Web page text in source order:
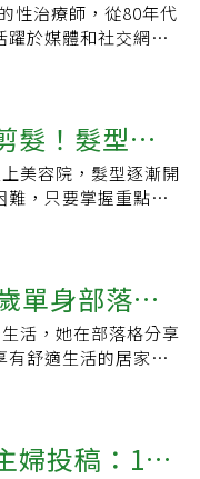
性治療師，從80年代
躍於媒體和社交網
髮！髮型師
美容院，髮型逐漸開
，只要掌握重點技
單身部落客
點
活，她在部落格分享
有舒適生活的居家技
婦投稿：12